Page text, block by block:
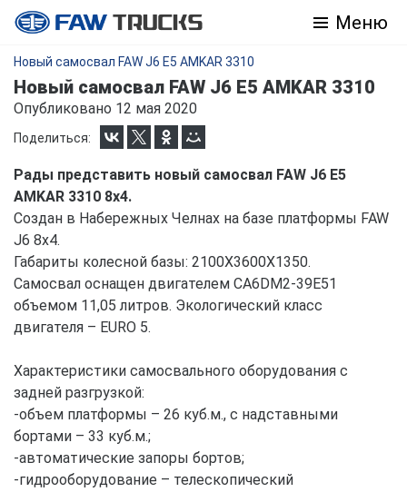
Меню
Новый самосвал FAW J6 E5 AMKAR 3310
Новый самосвал FAW J6 E5 AMKAR 3310
Опубликовано 12 мая 2020
Поделиться:
Рады представить новый самосвал FAW J6 E5
AMKAR 3310 8х4.
Создан в Набережных Челнах на базе платформы FAW
J6 8х4.
Габариты колесной базы: 2100Х3600Х1350.
Самосвал оснащен двигателем CA6DM2-39E51
объемом 11,05 литров. Экологический класс
двигателя – EURO 5.
Характеристики самосвального оборудования с
задней разгрузкой:
-объем платформы – 26 куб.м., с надставными
бортами – 33 куб.м.;
-автоматические запоры бортов;
-гидрооборудование – телескопический